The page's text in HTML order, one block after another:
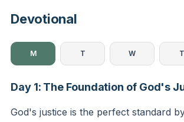
Devotional
M T W T
Day 1: The Foundation of God's
God's justice is the perfect standard